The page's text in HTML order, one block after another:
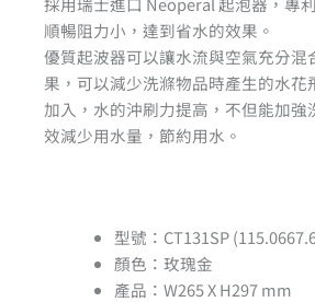
順暢阻力小，達到省水的效果。
優質起波器可以讓水流與空氣充分混
果，可以減少洗滌物品時產生的水花
加入，水的沖刷力提高，不但能加強
效減少用水量，節約用水。
型號：CT131SP
顏色：玫瑰金
產品：W265 X H297 mm